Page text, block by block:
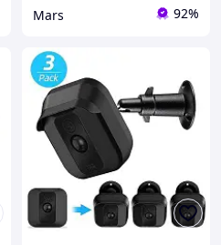
Mars 92%